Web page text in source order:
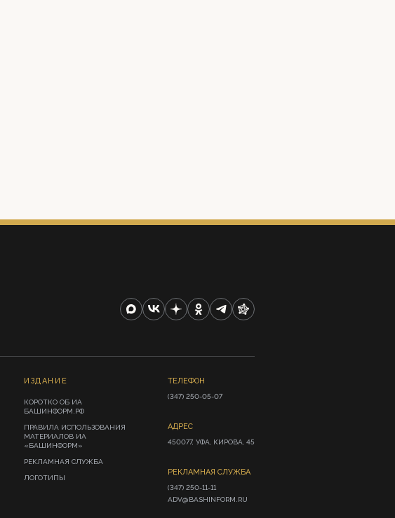
ИЗДАНИЕ
КОРОТКО ОБ ИА
БАШИНФОРМ.РФ
ПРАВИЛА ИСПОЛЬЗОВАНИЯ
МАТЕРИАЛОВ ИА
«БАШИНФОРМ»
РЕКЛАМНАЯ СЛУЖБА
ЛОГОТИПЫ
ТЕЛЕФОН
(347) 250-05-07
АДРЕС
450077, УФА, КИРОВА, 45
РЕКЛАМНАЯ СЛУЖБА
(347) 250-11-11
ADV@BASHINFORM.RU